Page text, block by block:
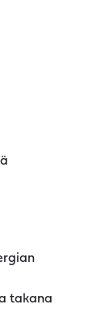
takana